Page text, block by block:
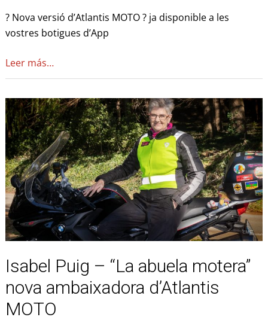
? Nova versió d’Atlantis MOTO ? ja disponible a les
vostres botigues d’App
Leer más…
Isabel Puig – “La abuela motera”
nova ambaixadora d’Atlantis
MOTO
Puig
–
“La
abuela
motera”
nova
ambaixadora
d’Atlantis
MOTO